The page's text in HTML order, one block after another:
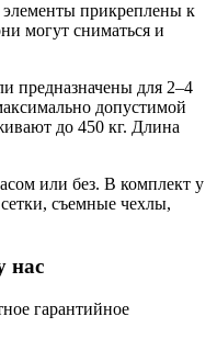
прикреплены к
могут сниматься и
предназначены для 2–4
допустимой
до 450 кг. Длина
или без. В комплект у
съемные чехлы,
нас
гарантийное